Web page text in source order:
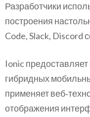
Разработчики
построения
Code, Slack, Discord
Ionic
гибридных
применяет
отображения